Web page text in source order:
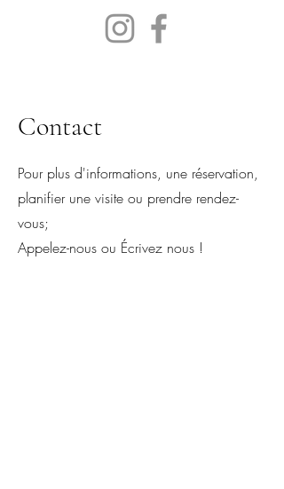
Contact
Pour plus d'informations, une réservation,
planifier une visite ou prendre rendez-
vous;
Appelez-nous ou Écrivez nous !